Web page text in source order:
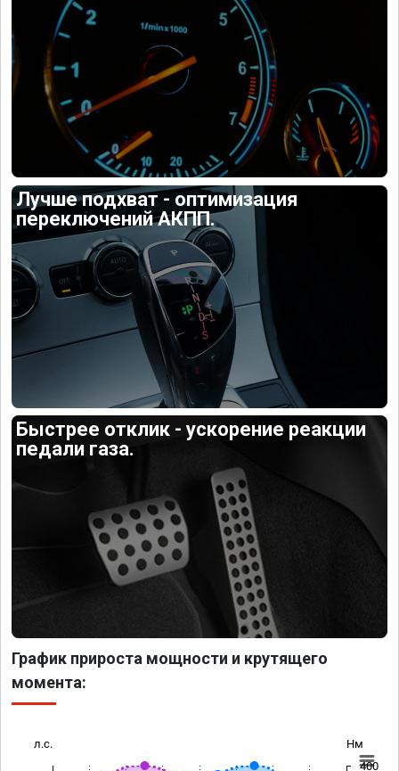
Лучше подхват - оптимизация
переключений АКПП.
Быстрее отклик - ускорение реакции
педали газа.
График прироста мощности и крутящего
момента:
л.с. Нм
400